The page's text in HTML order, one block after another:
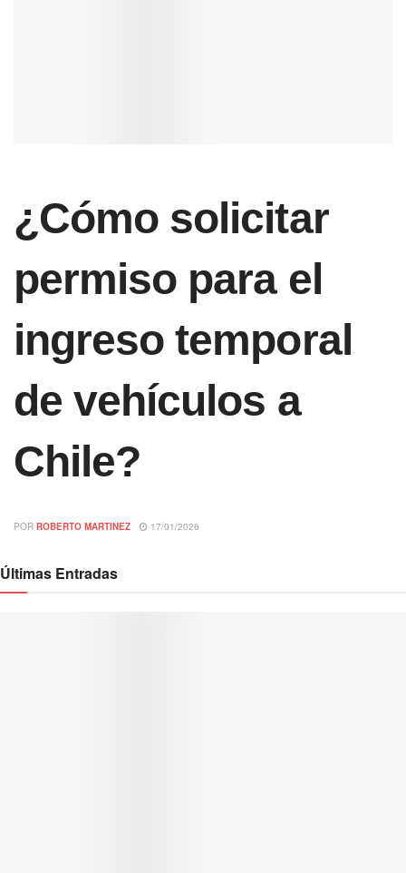
¿Cómo solicitar
permiso para el
ingreso temporal
de vehículos a
Chile?
POR ROBERTO MARTINEZ 17/01/2026
Últimas Entradas